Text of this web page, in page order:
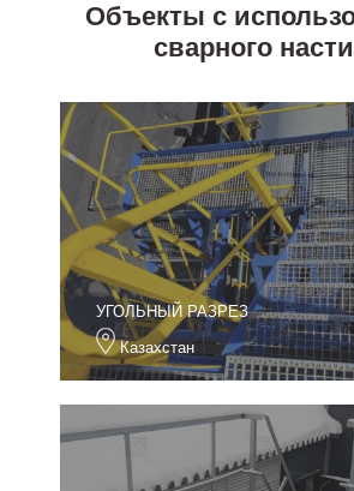
Объекты с
сварного
УГОЛЬНЫЙ РАЗРЕЗ
Казахстан